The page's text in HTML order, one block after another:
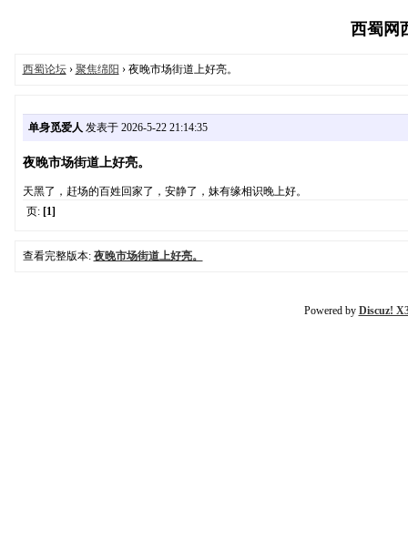
西蜀网
西蜀论坛› 聚焦绵阳 › 夜晚市场街道上好亮。
单身觅爱人 发表于 2026-5-22 21:14:35
夜晚市场街道上好亮。
天黑了，赶场的百姓回家了，安静了，妹有缘相识晚上好。
页: [1]
查看完整版本: 夜晚市场街道上好亮。
Powered by Discuz!